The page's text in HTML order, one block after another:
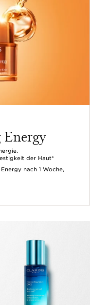
der Haut*
nach 1 Woche,